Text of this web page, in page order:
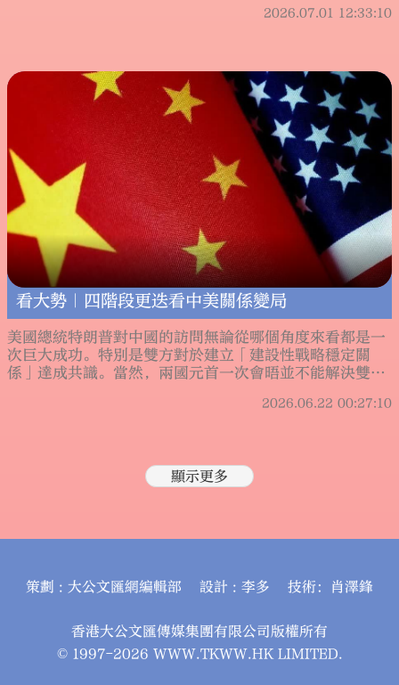
2026.07.01 12:33:10
看大勢｜四階段更迭看中美關係變局
美國總統特朗普對中國的訪問無論從哪個角度來看都是一
次巨大成功。特別是雙方對於建立「建設性戰略穩定關
係」達成共識。當然，兩國元首一次會晤並不能解決雙方
2026.06.22 00:27:10
顯示更多
策劃 : 大公文匯網編輯部 設計 : 李多 技術：肖澤鋒
香港大公文匯傳媒集團有限公司版權所有
© 1997-2026 WWW.TKWW.HK LIMITED.